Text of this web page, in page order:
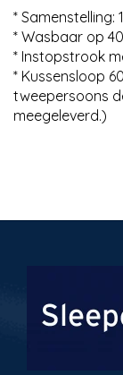
* Samenstelling:
* Wasbaar op
* Instopstrook
* Kussensloop
tweepersoons
meegeleverd.)